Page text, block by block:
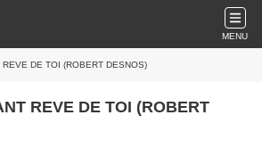
MENU
DE TOI (ROBERT DESNOS)
REVE DE TOI (ROBERT